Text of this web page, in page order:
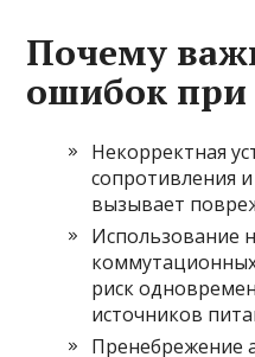
Почему
ошибок
Некорректная
сопротивления
вызывает
Использование
риск
источников
Пренебрежение